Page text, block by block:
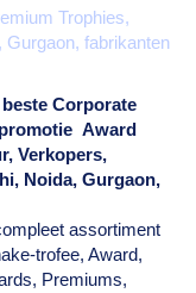
Trophies,
fabrikanten
Corporate
Award
Verkopers,
Noida, Gurgaon,
assortiment
trofee, Award,
Premiums,